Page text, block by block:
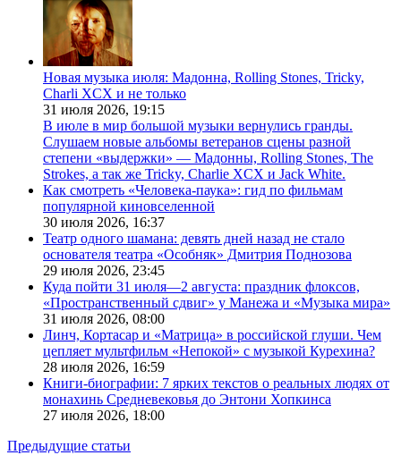
Новая музыка июля: Мадонна, Rolling Stones, Tricky,
Charli XCX и не только
31 июля 2026, 19:15
В июле в мир большой музыки вернулись гранды.
Слушаем новые альбомы ветеранов сцены разной
степени «выдержки» — Мадонны, Rolling Stones, The
Strokes, а так же Tricky, Charlie XCX и Jack White.
Как смотреть «Человека-паука»: гид по фильмам
популярной киновселенной
30 июля 2026, 16:37
Театр одного шамана: девять дней назад не стало
основателя театра «Особняк» Дмитрия Поднозова
29 июля 2026, 23:45
Куда пойти 31 июля—2 августа: праздник флоксов,
«Пространственный сдвиг» у Манежа и «Музыка мира»
31 июля 2026, 08:00
Линч, Кортасар и «Матрица» в российской глуши. Чем
цепляет мультфильм «Непокой» с музыкой Курехина?
28 июля 2026, 16:59
Книги-биографии: 7 ярких текстов о реальных людях от
монахинь Средневековья до Энтони Хопкинса
27 июля 2026, 18:00
Предыдущие статьи